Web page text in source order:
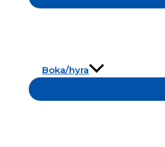
Boka/hyra